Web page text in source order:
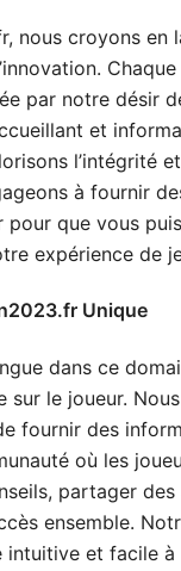
nous croyons en
par notre désir
et
l’intégrité
à fournir
pour que vous
expérience de
Unique
dans ce
sur le joueur.
fournir des
où les
partager des
ensemble.
intuitive et facile à